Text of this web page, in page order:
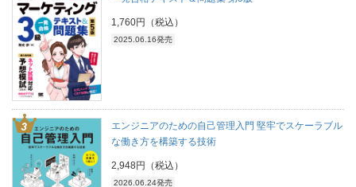
1,760円（税込）
2025.06.16発売
エンジニアのための自己管理入門 堅牢でスケーラブル
な働き方を構築する技術
2,948円（税込）
2026.06.24発売